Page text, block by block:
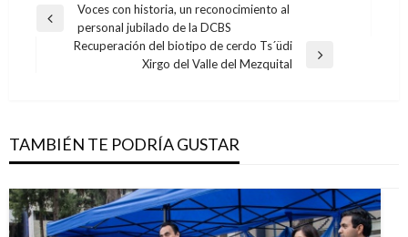
Navegación
Entrada
anterior
Voces con historia, un reconocimiento al
personal jubilado de la DCBS
Recuperación del biotipo de cerdo Ts´üdi
Xirgo del Valle del Mezquital
TAMBIÉN TE PODRÍA GUSTAR